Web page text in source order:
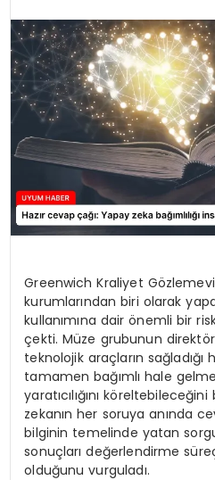
Greenwich Kraliyet
kurumlarından biri olarak
kullanımına dair önemli bir
çekti. Müze grubunun
teknolojik araçların sağladığı
tamamen bağımlı hale
yaratıcılığını
zekanın her soruya anında
bilginin temelinde yatan
sonuçları değerlendirme
olduğunu vurguladı.